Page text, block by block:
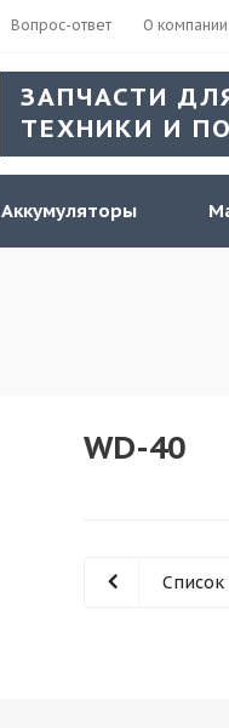
Вопрос-ответ О компании
ЗАПЧАСТИ
ТЕХНИКИ И
Аккумуляторы
WD-40